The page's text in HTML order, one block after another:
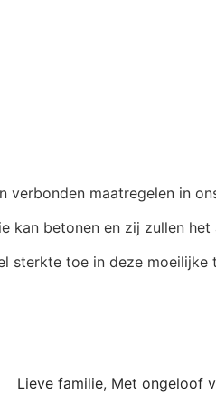
verbonden maatregelen in
kan betonen en zij zullen het
sterkte toe in deze moeilijke
Lieve familie, Met ongeloof